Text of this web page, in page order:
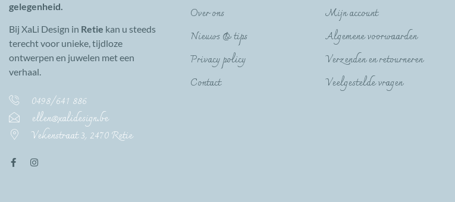
gelegenheid.
Bij XaLi Design in Retie kan u steeds
terecht voor unieke, tijdloze
ontwerpen en juwelen met een
verhaal.
0498/641 886
ellen@xalidesign.be
Vekenstraat 3, 2470 Retie
Over ons
Nieuws & tips
Privacy policy
Contact
Mijn account
Algemene voorwaarden
Verzenden en retourneren
Veelgestelde vragen